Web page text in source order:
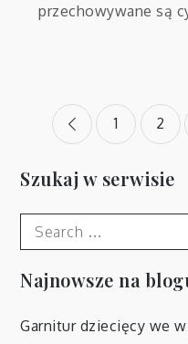
przechowywane są
wpisów
1 2
Szukaj w serwisie
Search
for:
Najnowsze na
Garnitur dziecięcy we